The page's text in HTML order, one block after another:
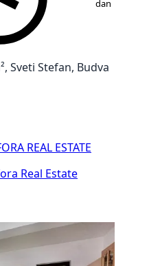
dan
Sveti Stefan, Budva
REAL ESTATE
Real Estate